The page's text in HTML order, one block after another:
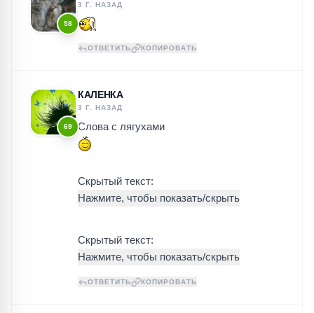
58
3 Г. НАЗАД
ОТВЕТИТЬ КОПИРОВАТЬ
69
КАЛЕНКА
3 Г. НАЗАД
Слова с лягухами
Скрытый текст:
Скрытый текст:
ОТВЕТИТЬ КОПИРОВАТЬ